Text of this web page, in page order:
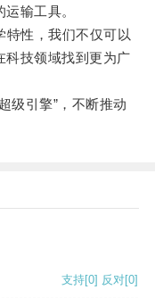
输工具。
性，我们不仅可以
科技领域找到更为广
引擎”，不断推动
支持[0] 反对[0]